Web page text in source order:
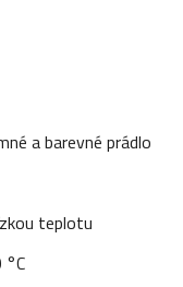
a barevné prádlo
teplotu